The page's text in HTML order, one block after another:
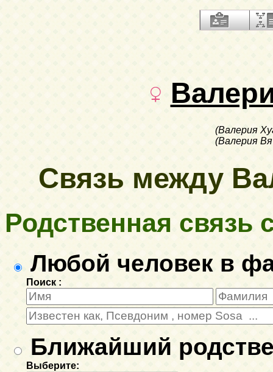
(Валерия
(Валерия
Связь между
Родственная связь
Любой человек в
Поиск :
Ближайший
Выберите: